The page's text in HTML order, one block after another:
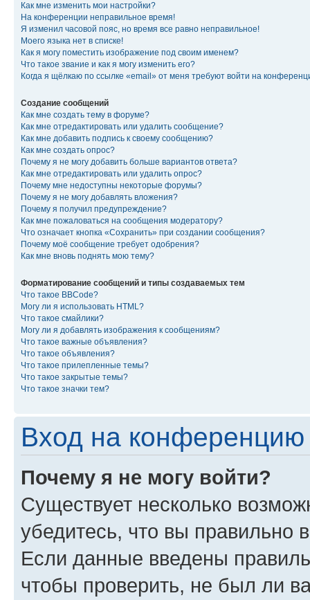
Как мне изменить мои настройки?
На конференции неправильное время!
Я изменил часовой пояс, но время все равно неправильное!
Моего языка нет в списке!
Как я могу поместить изображение под своим именем?
Что такое звание и как я могу изменить его?
Когда я щёлкаю по ссылке «email» от меня требуют войти на
Создание сообщений
Как мне создать тему в форуме?
Как мне отредактировать или удалить сообщение?
Как мне добавить подпись к своему сообщению?
Как мне создать опрос?
Почему я не могу добавить больше вариантов ответа?
Как мне отредактировать или удалить опрос?
Почему мне недоступны некоторые форумы?
Почему я не могу добавлять вложения?
Почему я получил предупреждение?
Как мне пожаловаться на сообщения модератору?
Что означает кнопка «Сохранить» при создании сообщения?
Почему моё сообщение требует одобрения?
Как мне вновь поднять мою тему?
Форматирование сообщений и типы создаваемых тем
Что такое BBCode?
Могу ли я использовать HTML?
Что такое смайлики?
Могу ли я добавлять изображения к сообщениям?
Что такое важные объявления?
Что такое объявления?
Что такое прилепленные темы?
Что такое закрытые темы?
Что такое значки тем?
Вход на конференцию
Почему я не могу войти?
Существует несколько
убедитесь, что вы правильно
Если данные введены
чтобы проверить, не был ли